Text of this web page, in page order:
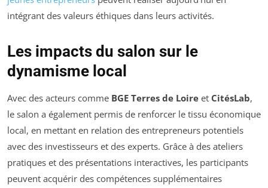
intégrant des valeurs éthiques dans leurs activités.
Les impacts du salon sur le
dynamisme local
Avec des acteurs comme BGE Terres de Loire et CitésLab,
le salon a également permis de renforcer le tissu économique
local, en mettant en relation des entrepreneurs potentiels
avec des investisseurs et des experts. Grâce à des ateliers
pratiques et des présentations interactives, les participants
peuvent acquérir des compétences supplémentaires